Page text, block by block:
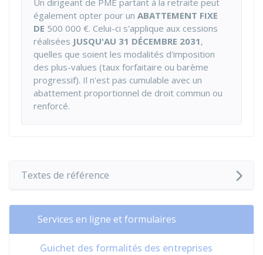
Un dirigeant de PME partant à la retraite peut
également opter pour un ABATTEMENT FIXE
DE 500 000 €. Celui-ci s'applique aux cessions
réalisées JUSQU'AU 31 DÉCEMBRE 2031,
quelles que soient les modalités d'imposition
des plus-values (taux forfaitaire ou barème
progressif). Il n'est pas cumulable avec un
abattement proportionnel de droit commun ou
renforcé.
Textes de référence
Services en ligne et formulaires
Guichet des formalités des entreprises